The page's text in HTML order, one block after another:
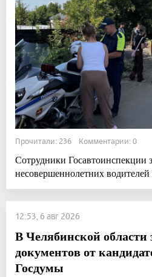
Прочитали: 236 Комментарии: 0
Сотрудники Госавтоинспекции
несовершеннолетних водителей
12:53, 6 авг 2026
В Челябинской
документов от
Госдумы